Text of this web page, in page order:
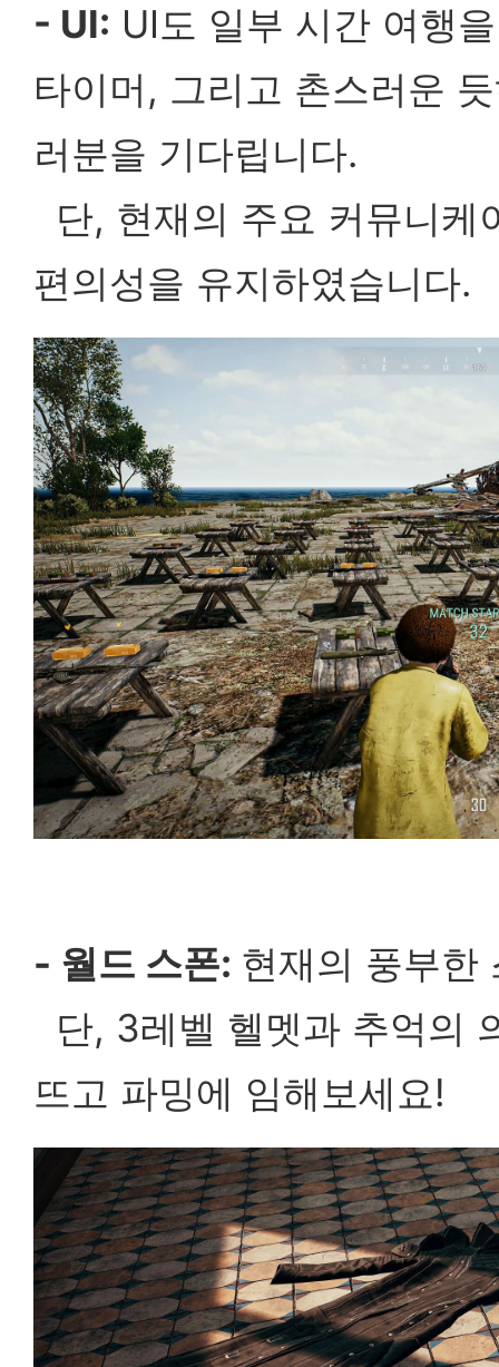
- UI: UI도 일부 시간 여행
타이머, 그리고 촌스러운
러분을 기다립니다.
단, 현재의 주요 커뮤니케
편의성을 유지하였습니다.
- 월드 스폰: 현재의 풍부한
단, 3레벨 헬멧과 추억의
뜨고 파밍에 임해보세요!